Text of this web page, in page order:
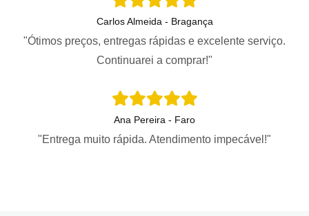
Carlos Almeida - Bragança
"Ótimos preços, entregas rápidas e excelente serviço.
Continuarei a comprar!"
Ana Pereira - Faro
"Entrega muito rápida. Atendimento impecável!"